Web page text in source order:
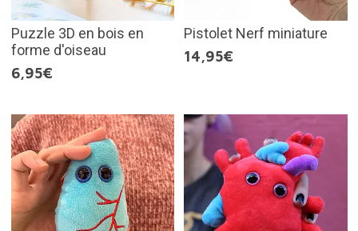
Puzzle 3D en bois en
forme d'oiseau
6,95€
Pistolet Nerf miniature
14,95€